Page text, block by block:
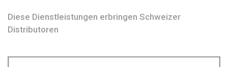
Diese Dienstleistungen erbringen Schweizer
Distributoren